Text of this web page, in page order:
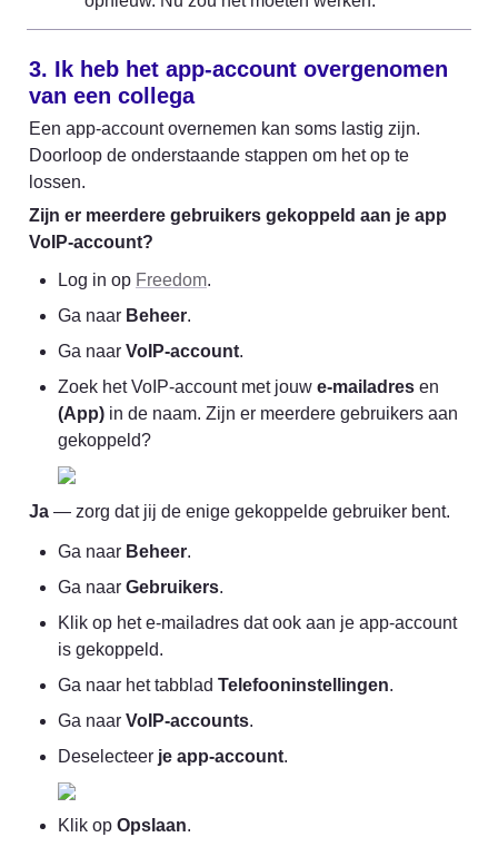
3. Ik heb het app-account overgenomen
van een collega
Een app-account overnemen kan soms lastig zijn.
Doorloop de onderstaande stappen om het op te
lossen.
Zijn er meerdere gebruikers gekoppeld aan je app
VoIP-account?
Log in op Freedom.
Ga naar Beheer.
Ga naar VoIP-account.
Zoek het VoIP-account met jouw e-mailadres
(App) in de naam. Zijn er meerdere gebruikers aan
gekoppeld?
Ja — zorg dat jij de enige gekoppelde gebruiker bent.
Ga naar Beheer.
Ga naar Gebruikers.
Klik op het e-mailadres dat ook aan je app-account
is gekoppeld.
Ga naar het tabblad Telefooninstellingen.
Ga naar VoIP-accounts.
Deselecteer je app-account.
Klik op Opslaan.